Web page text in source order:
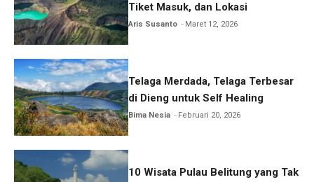
Tiket Masuk, dan Lokasi
Aris Susanto Maret 12, 2026
Telaga Merdada, Telaga Terbesar
di Dieng untuk Self Healing
Bima Nesia Februari 20, 2026
10 Wisata Pulau Belitung yang Tak